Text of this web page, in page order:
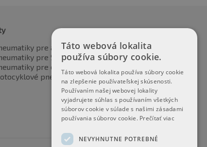
pre automobily
pre SUV / 4x4
pre dodávku
pneumatiky
Táto webová lokalita
používa súbory cookie.
Táto webová lokalita používa súbory cookie
na zlepšenie používateľskej skúsenosti.
Používaním našej webovej lokality
vyjadrujete súhlas s používaním všetkých
súborov cookie v súlade s našimi zásadami
používania súborov cookie. Prečítať viac
NEVYHNUTNE POTREBNÉ